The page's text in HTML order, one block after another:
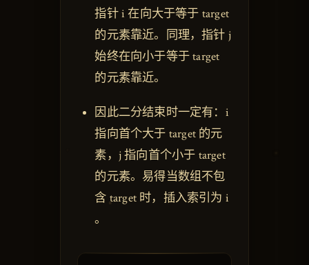
指针 i 在向大于等于 target
的元素靠近。同理，指针 j
始终在向小于等于 target
的元素靠近。
因此二分结束时一定有：i
指向首个大于 target 的元
素，j 指向首个小于 target
的元素。易得当数组不包
含 target 时，插入索引为 i
。